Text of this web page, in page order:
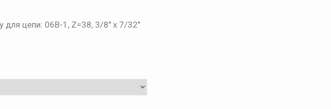
для цепи: 06B-1, Z=38, 3/8″ x 7/32″